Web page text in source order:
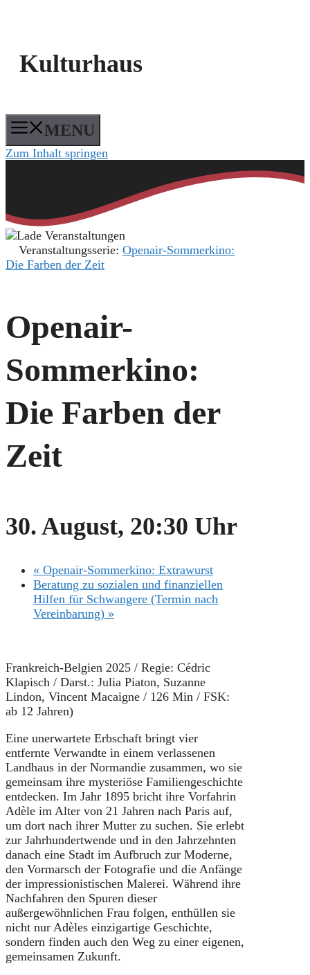
Kulturhaus
MENU
Zum Inhalt springen
Veranstaltungsserie: Openair-Sommerkino:
Die Farben der Zeit
Openair-
Sommerkino:
Die Farben der
Zeit
30. August, 20:30 Uhr
« Openair-Sommerkino: Extrawurst
Beratung zu sozialen und finanziellen
Hilfen für Schwangere (Termin nach
Vereinbarung) »
Frankreich-Belgien 2025 / Regie: Cédric
Klapisch / Darst.: Julia Piaton, Suzanne
Lindon, Vincent Macaigne / 126 Min / FSK:
ab 12 Jahren)
Eine unerwartete Erbschaft bringt vier
entfernte Verwandte in einem verlassenen
Landhaus in der Normandie zusammen, wo sie
gemeinsam ihre mysteriöse Familiengeschichte
entdecken. Im Jahr 1895 bricht ihre Vorfahrin
Adèle im Alter von 21 Jahren nach Paris auf,
um dort nach ihrer Mutter zu suchen. Sie erlebt
zur Jahrhundertwende und in den Jahrzehnten
danach eine Stadt im Aufbruch zur Moderne,
den Vormarsch der Fotografie und die Anfänge
der impressionistischen Malerei. Während ihre
Nachfahren den Spuren dieser
außergewöhnlichen Frau folgen, enthüllen sie
nicht nur Adèles einzigartige Geschichte,
sondern finden auch den Weg zu einer eigenen,
gemeinsamen Zukunft.